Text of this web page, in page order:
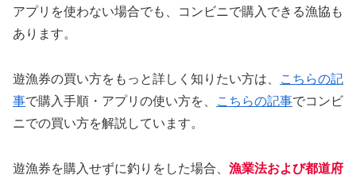
アプリを使わない場合でも、コンビニで購入できる漁協も
あります。
遊漁券の買い方をもっと詳しく知りたい方は、
こちらの記
事で購入手順・アプリの使い方を、 こちらの記事でコンビ
ニでの買い方を解説しています。
遊漁券を購入せずに釣りをした場合、 漁業法および都道府